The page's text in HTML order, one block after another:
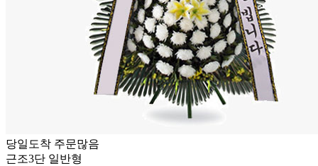
당일도착 주문많음
근조3단 일반형